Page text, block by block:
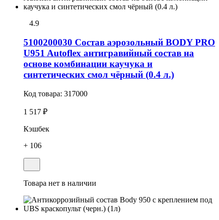
4.9
5100200030 Состав аэрозольный BODY PRO
U951 Autoflex антигравийный состав на
основе комбинации каучука и
синтетических смол чёрный (0.4 л.)
Код товара: 317000
1 517 ₽
Кэшбек
+ 106
Товара нет в наличии